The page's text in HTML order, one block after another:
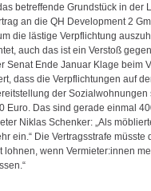
betreffende Grundstück in der
an die QH Development 2
die lästige Verpflichtung
auch das ist ein Verstoß
Senat Ende Januar Klage beim
dass die Verpflichtungen auf
der
Euro. Das sind gerade einmal
Niklas Schenker: „Als
ein.“ Die Vertragsstrafe
lohnen, wenn Vermieter:innen